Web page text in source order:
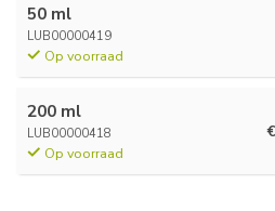
50 ml
LUB00000419
Op voorraad
200 ml
LUB00000418
Op voorraad